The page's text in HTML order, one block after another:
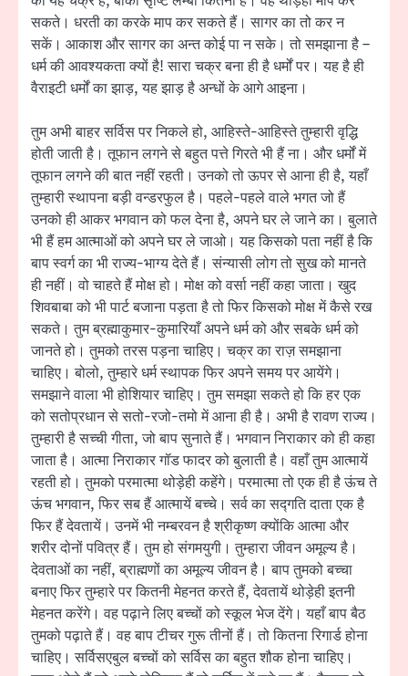
सकते। धरती का करके माप कर सकते हैं। सागर का तो कर न
सकें। आकाश और सागर का अन्त कोई पा न सके। तो समझाना है –
धर्म की आवश्यकता क्यों है! सारा चक्र बना ही है धर्मों पर। यह है ही
वैराइटी धर्मों का झाड़, यह झाड़ है अन्धों के आगे आइना।
तुम अभी बाहर सर्विस पर निकले हो, आहिस्ते-आहिस्ते तुम्हारी वृद्धि
होती जाती है। तूफान लगने से बहुत पत्ते गिरते भी हैं ना। और धर्मों में
तूफान लगने की बात नहीं रहती। उनको तो ऊपर से आना ही है, यहाँ
तुम्हारी स्थापना बड़ी वन्डरफुल है। पहले-पहले वाले भगत जो हैं
उनको ही आकर भगवान को फल देना है, अपने घर ले जाने का। बुलाते
भी हैं हम आत्माओं को अपने घर ले जाओ। यह किसको पता नहीं है कि
बाप स्वर्ग का भी राज्य-भाग्य देते हैं। संन्यासी लोग तो सुख को मानते
ही नहीं। वो चाहते हैं मोक्ष हो। मोक्ष को वर्सा नहीं कहा जाता। खुद
शिवबाबा को भी पार्ट बजाना पड़ता है तो फिर किसको मोक्ष में कैसे रख
सकते। तुम ब्रह्माकुमार-कुमारियाँ अपने धर्म को और सबके धर्म को
जानते हो। तुमको तरस पड़ना चाहिए। चक्र का राज़ समझाना
चाहिए। बोलो, तुम्हारे धर्म स्थापक फिर अपने समय पर आयेंगे।
समझाने वाला भी होशियार चाहिए। तुम समझा सकते हो कि हर एक
को सतोप्रधान से सतो-रजो-तमो में आना ही है। अभी है रावण राज्य।
तुम्हारी है सच्ची गीता, जो बाप सुनाते हैं। भगवान निराकार को ही कहा
जाता है। आत्मा निराकार गॉड फादर को बुलाती है। वहाँ तुम आत्मायें
रहती हो। तुमको परमात्मा थोड़ेही कहेंगे। परमात्मा तो एक ही है ऊंच ते
ऊंच भगवान, फिर सब हैं आत्मायें बच्चे। सर्व का सद्गति दाता एक है
फिर हैं देवतायें। उनमें भी नम्बरवन है श्रीकृष्ण क्योंकि आत्मा और
शरीर दोनों पवित्र हैं। तुम हो संगमयुगी। तुम्हारा जीवन अमूल्य है।
देवताओं का नहीं, ब्राह्मणों का अमूल्य जीवन है। बाप तुमको बच्चा
बनाए फिर तुम्हारे पर कितनी मेहनत करते हैं, देवतायें थोड़ेही इतनी
मेहनत करेंगे। वह पढ़ाने लिए बच्चों को स्कूल भेज देंगे। यहाँ बाप बैठ
तुमको पढ़ाते हैं। वह बाप टीचर गुरू तीनों हैं। तो कितना रिगार्ड होना
चाहिए। सर्विसएबुल बच्चों को सर्विस का बहुत शौक होना चाहिए।